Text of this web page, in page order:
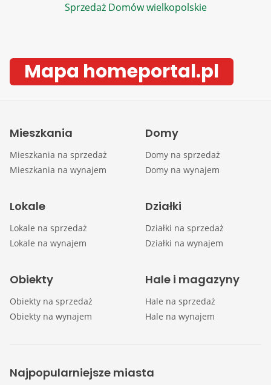
Sprzedaż Domów wielkopolskie
Mapa homeportal.pl
Mieszkania
Mieszkania na sprzedaż
Mieszkania na wynajem
Domy
Domy na sprzedaż
Domy na wynajem
Lokale
Lokale na sprzedaż
Lokale na wynajem
Działki
Działki na sprzedaż
Działki na wynajem
Obiekty
Obiekty na sprzedaż
Obiekty na wynajem
Hale i magazyny
Hale na sprzedaż
Hale na wynajem
Najpopularniejsze miasta